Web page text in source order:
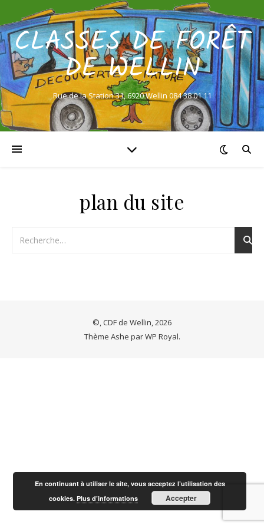
CLASSES DE FORÊT
DE WELLIN
Rue de la Station 31, 6920 Wellin 084 38 01 11
plan du site
©, CDF de Wellin, 2026
Thème Ashe parWP Royal.
En continuant à utiliser le site, vous acceptez l’utilisation des
cookies.Plus d’informations Accepter